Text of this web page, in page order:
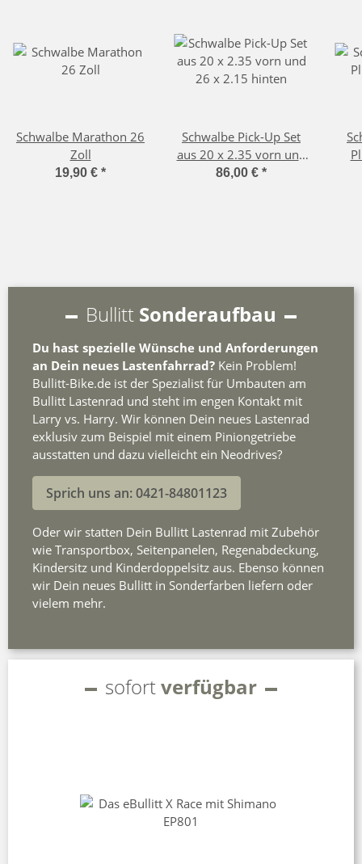
Schwalbe Marathon 26
Zoll
19,90 € *
Schwalbe Pick-Up Set
aus 20 x 2.35 vorn und
26 x 2.15 hinten
86,00 € *
Bullitt Sonderaufbau
Du hast spezielle Wünsche und Anforderungen
an Dein neues Lastenfahrrad? Kein Problem!
Bullitt-Bike.de ist der Spezialist für Umbauten am
Bullitt Lastenrad und steht im engen Kontakt mit
Larry vs. Harry. Wir können Dein neues Lastenrad
exklusiv zum Beispiel mit einem Piniongetriebe
ausstatten und dazu vielleicht ein Neodrives?
Sprich uns an: 0421-84801123
Oder wir statten Dein Bullitt Lastenrad mit Zubehör
wie Transportbox, Seitenpanelen, Regenabdeckung,
Kindersitz und Kinderdoppelsitz aus. Ebenso können
wir Dein neues Bullitt in Sonderfarben liefern oder
vielem mehr.
sofortverfügbar